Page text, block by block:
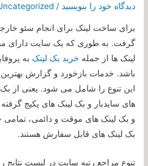
دیدگاه‌ خود را بنویسید /
برای ساخت لینک برای انجام سئو
گرفت. به طوری که یک سایت دارای
لینک ها از جمله خرید بک لینک به
باشد. خدمات بازخورد و گزارش
این تنوع را شامل می شود. یعنی از
های سایدبار و بک لینک های پکیج گرفته
و بک لینک های موقت و دائمی، تمامی
بک لینک های قابل سفارش هستند.
تنوع مراجع رتبه سایت در لیست نتایج